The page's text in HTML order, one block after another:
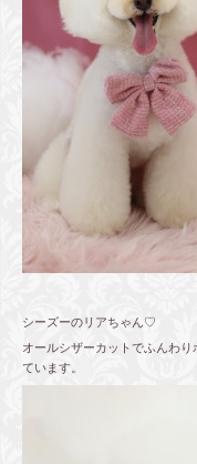
シーズーのリアちゃん♡
オールシザーカットでふんわ
ています。